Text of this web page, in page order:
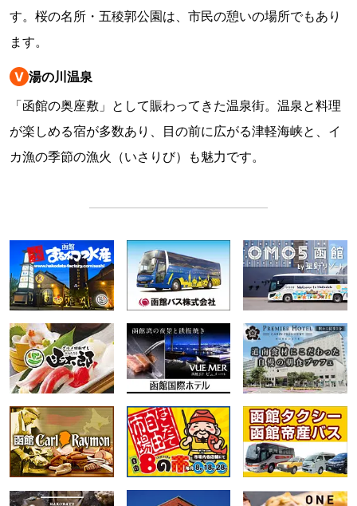
す。桜の名所・五稜郭公園は、市民の憩いの場所でもあり
ます。
Ⅴ 湯の川温泉
「函館の奥座敷」として賑わってきた温泉街。温泉と料理
が楽しめる宿が多数あり、目の前に広がる津軽海峡と、イ
カ漁の季節の漁火（いさりび）も魅力です。